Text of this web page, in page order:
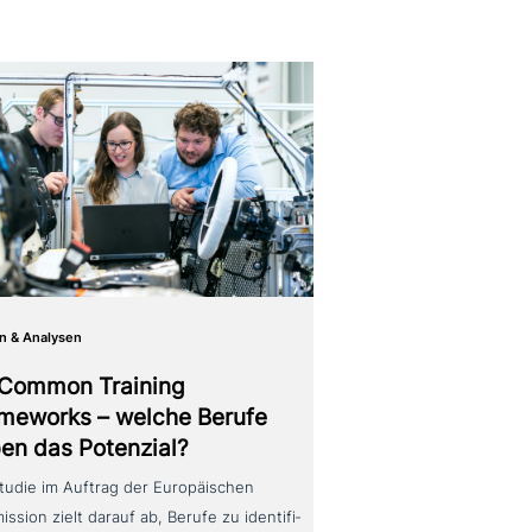
& Analysen
Training
– welche Berufe
das Potenzial?
im Auftrag der Europäischen
zielt darauf ab, Berufe zu iden­ti­fi­